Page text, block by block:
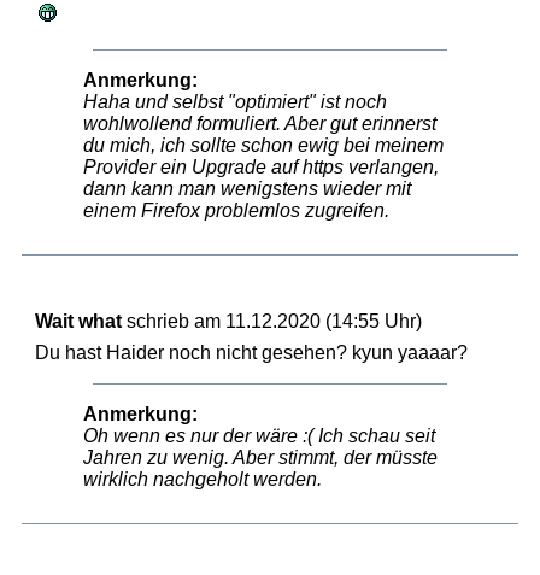
Anmerkung:
Haha und selbst "optimiert" ist noch
wohlwollend formuliert. Aber gut erinnerst
du mich, ich sollte schon ewig bei meinem
Provider ein Upgrade auf https verlangen,
dann kann man wenigstens wieder mit
einem Firefox problemlos zugreifen.
Wait whatschrieb am 11.12.2020 (14:55 Uhr)
Du hast Haider noch nicht gesehen? kyun yaaaar?
Anmerkung:
Oh wenn es nur der wäre :( Ich schau seit
Jahren zu wenig. Aber stimmt, der müsste
wirklich nachgeholt werden.